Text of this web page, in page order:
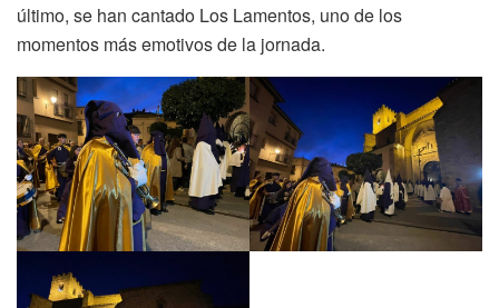
último, se han cantado Los Lamentos, uno de los
momentos más emotivos de la jornada.